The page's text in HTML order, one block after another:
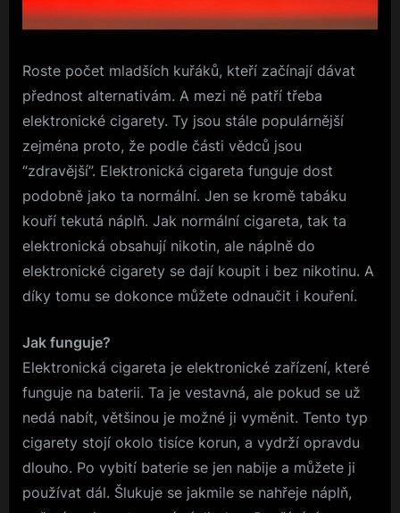
Roste počet mladších kuřáků, kteří začínají dávat
přednost alternativám. A mezi ně patří třeba
elektronické cigarety. Ty jsou stále populárnější
zejména proto, že podle části vědců jsou
“zdravější”. Elektronická cigareta funguje dost
podobně jako ta normální. Jen se kromě tabáku
kouří tekutá náplň. Jak normální cigareta, tak ta
elektronická obsahují nikotin, ale náplně do
elektronické cigarety se dají koupit i bez nikotinu. A
díky tomu se dokonce můžete odnaučit i kouření.
Jak funguje?
Elektronická cigareta je elektronické zařízení, které
funguje na baterii. Ta je vestavná, ale pokud se už
nedá nabít, většinou je možné ji vyměnit. Tento typ
cigarety stojí okolo tisíce korun, a vydrží opravdu
dlouho. Po vybití baterie se jen nabije a můžete ji
používat dál. Šlukuje se jakmile se nahřeje náplň,